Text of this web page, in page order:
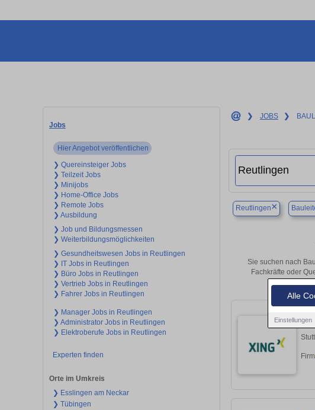
Alle
Einstellungen
Jobs
Hier Angebot veröffentlichen
❯ Quereinsteiger Jobs
❯ Teilzeit Jobs
❯ Minijobs
❯ Home-Office Jobs
❯ Remote Jobs
❯ Ausbildung
❯ Job und Bildungsmessen
❯ Weiterbildungsmöglichkeiten
❯ Gesundheitswesen Jobs in Reutlingen
❯ IT Jobs in Reutlingen
❯ Büro Jobs in Reutlingen
❯ Vertrieb Jobs in Reutlingen
❯ Fahrer Jobs in Reutlingen
❯ Manager Jobs in Reutlingen
❯ Administrator Jobs in Reutlingen
❯ Elektroberufe Jobs in Reutlingen
Experten finden
Orte im Umkreis
❯ Esslingen am Neckar
❯ Tübingen
❯ JOBS ❯
Reutlingen×
Sie suchen nach
Fachkräfte oder